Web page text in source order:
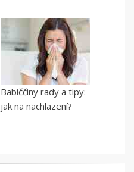
Babiččiny rady a tipy:
jak na nachlazení?